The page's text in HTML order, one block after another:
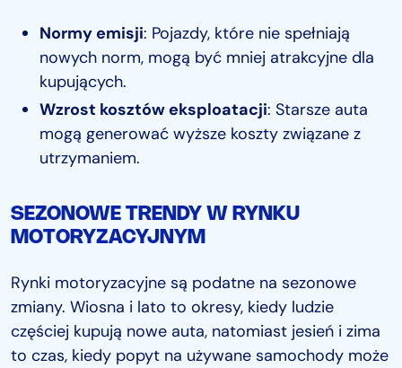
Normy emisji: Pojazdy, które nie spełniają
nowych norm, mogą być mniej atrakcyjne dla
kupujących.
Wzrost kosztów eksploatacji: Starsze auta
mogą generować wyższe koszty związane z
utrzymaniem.
SEZONOWE TRENDY W RYNKU
MOTORYZACYJNYM
Rynki motoryzacyjne są podatne na sezonowe
zmiany. Wiosna i lato to okresy, kiedy ludzie
częściej kupują nowe auta, natomiast jesień i zima
to czas, kiedy popyt na używane samochody może